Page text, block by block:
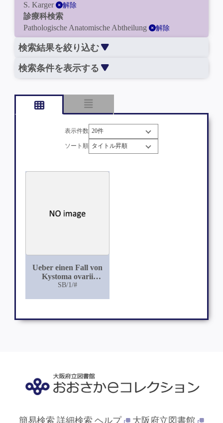
S. Karger
解除
診療科検索
Pathologische Anatomische Abtheilung
解除
検索結果を絞り込む
検索条件を表示する
表示件数
ソート順
Ueber einen Fall von
Kystoma ovarii
multiloculare
bedingter) Perforation
SB/1/#
簡易検索 詳細検索 ヘルプ 大阪府立図書館